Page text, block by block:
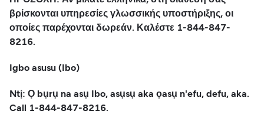
βρίσκονται υπηρεσίες γλωσσικής υποστήριξης, οι
οποίες παρέχονται δωρεάν. Καλέστε 1-844-847-
8216.
Igbo asusu (Ibo)
Ntị: Ọ bụrụ na asụ Ibo, asụsụ aka ọasụ n'efu, defu, aka.
Call 1-844-847-8216.